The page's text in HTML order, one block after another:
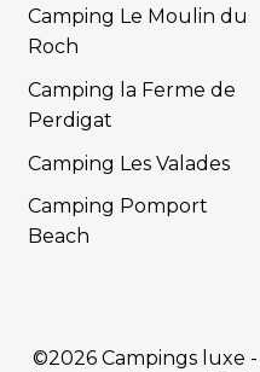
Camping Le Moulin du
Roch
Camping la Ferme de
Perdigat
Camping Les Valades
Camping Pomport
Beach
©2026 Campings luxe -